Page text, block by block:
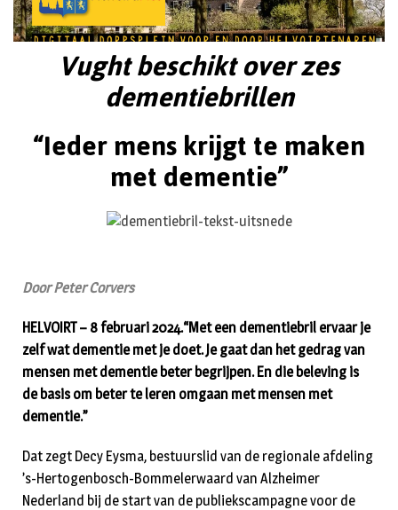
Vught beschikt over zes
dementiebrillen
“Ieder mens krijgt te maken
met dementie”
Door Peter Corvers
HELVOIRT – 8 februari 2024.“Met een dementiebril ervaar je
zelf wat dementie met je doet. Je gaat dan het gedrag van
mensen met dementie beter begrijpen. En die beleving is
de basis om beter te leren omgaan met mensen met
dementie.”
Dat zegt Decy Eysma, bestuurslid van de regionale afdeling
’s-Hertogenbosch-Bommelerwaard van Alzheimer
Nederland bij de start van de publiekscampagne voor de